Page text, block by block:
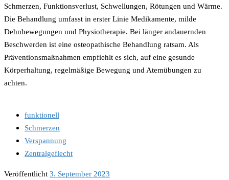
Schmerzen, Funktionsverlust, Schwellungen, Rötungen und Wärme.
Die Behandlung umfasst in erster Linie Medikamente, milde
Dehnbewegungen und Physiotherapie. Bei länger andauernden
Beschwerden ist eine osteopathische Behandlung ratsam. Als
Präventionsmaßnahmen empfiehlt es sich, auf eine gesunde
Körperhaltung, regelmäßige Bewegung und Atemübungen zu
achten.
funktionell
Schmerzen
Verspannung
Zentralgeflecht
Veröffentlicht 3. September 2023